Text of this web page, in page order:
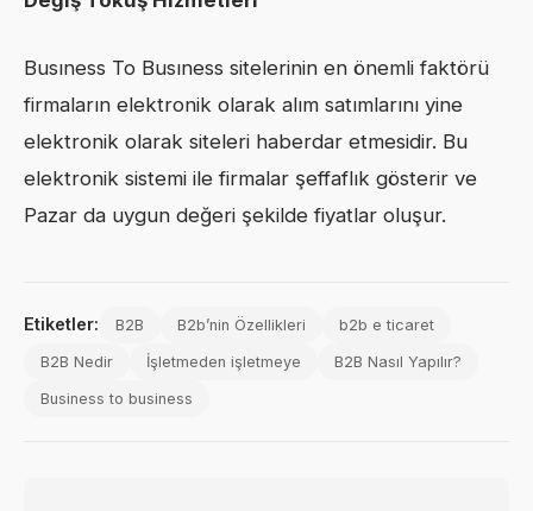
Busıness To Busıness sitelerinin en önemli faktörü
firmaların elektronik olarak alım satımlarını yine
elektronik olarak siteleri haberdar etmesidir. Bu
elektronik sistemi ile firmalar şeffaflık gösterir ve
Pazar da uygun değeri şekilde fiyatlar oluşur.
Etiketler: B2B B2b’nin Özellikleri b2b e ticaret
B2B Nedir İşletmeden işletmeye B2B Nasıl Yapılır?
Business to business